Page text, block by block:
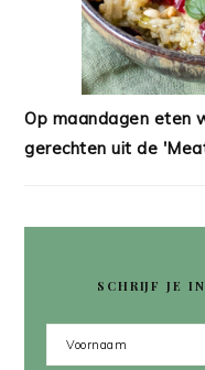
Op maandagen eten
gerechten uit de
SCHRIJF JE